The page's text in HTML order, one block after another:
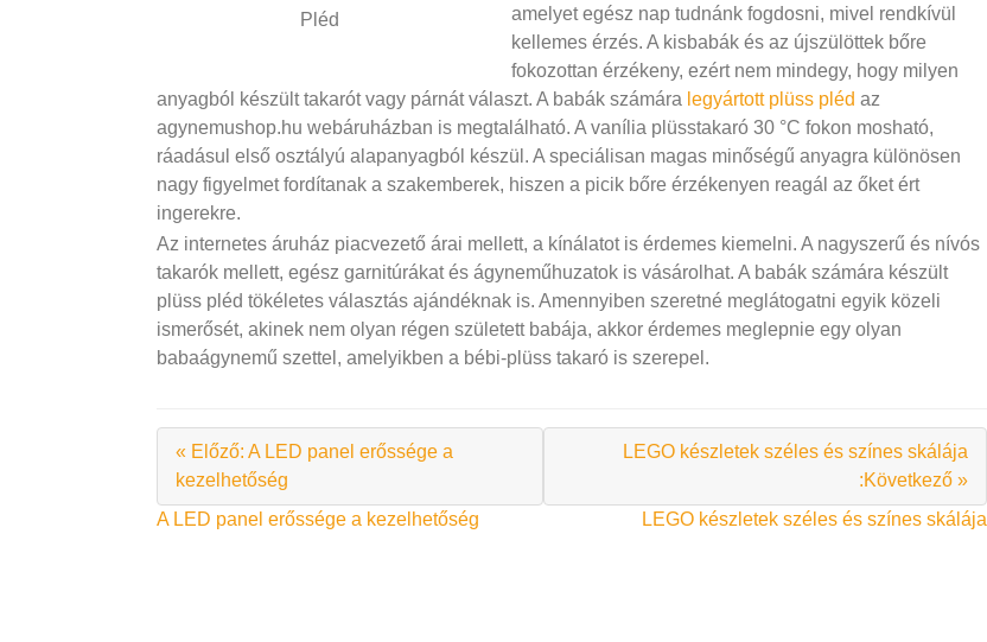
Pléd
amelyet egész nap tudnánk fogdosni, mivel rendkívül
kellemes érzés. A kisbabák és az újszülöttek bőre
fokozottan érzékeny, ezért nem mindegy, hogy milyen
anyagból készült takarót vagy párnát választ. A babák számára legyártott plüss pléd az
agynemushop.hu webáruházban is megtalálható. A vanília plüsstakaró 30 °C fokon mosható,
ráadásul első osztályú alapanyagból készül. A speciálisan magas minőségű anyagra különösen
nagy figyelmet fordítanak a szakemberek, hiszen a picik bőre érzékenyen reagál az őket ért
ingerekre.
Az internetes áruház piacvezető árai mellett, a kínálatot is érdemes kiemelni. A nagyszerű és nívós
takarók mellett, egész garnitúrákat és ágyneműhuzatok is vásárolhat. A babák számára készült
plüss pléd tökéletes választás ajándéknak is. Amennyiben szeretné meglátogatni egyik közeli
ismerősét, akinek nem olyan régen született babája, akkor érdemes meglepnie egy olyan
babaágynemű szettel, amelyikben a bébi-plüss takaró is szerepel.
« Előző: A LED panel erőssége a
kezelhetőség
LEGO készletek széles és színes skálája
:Következő »
Bejegyzés
A LED panel erőssége a kezelhetőség LEGO készletek széles és színes skálája